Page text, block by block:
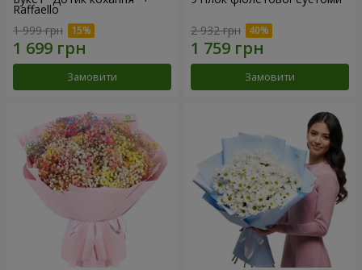
Raffaello
1 999 грн
Замовити
2 932 грн
Замовити